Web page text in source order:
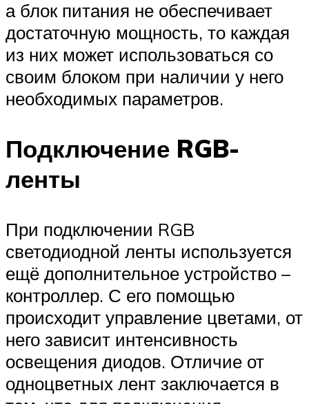
а блок питания не обеспечивает
достаточную мощность, то каждая
из них может использоваться со
своим блоком при наличии у него
необходимых параметров.
Подключение RGB-
ленты
При подключении RGB
светодиодной ленты используется
ещё дополнительное устройство –
контроллер. С его помощью
происходит управление цветами, от
него зависит интенсивность
освещения диодов. Отличие от
одноцветных лент заключается в